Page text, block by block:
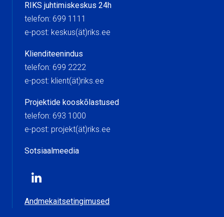
RIKS juhtimiskeskus 24h
telefon: 699 1111
e-post: keskus(ät)riks.ee
Klienditeenindus
telefon: 699 2222
e-post: klient(ät)riks.ee
Projektide kooskõlastused
telefon: 693 1000
e-post: projekt(ät)riks.ee
Sotsiaalmeedia
Andmekaitsetingimused